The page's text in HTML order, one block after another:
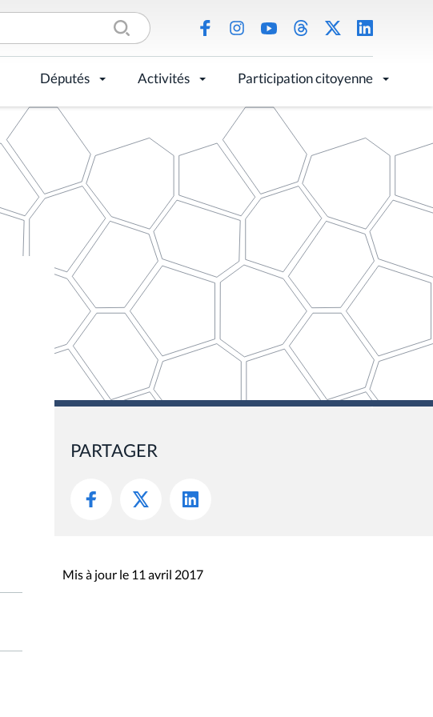
Députés Activités Participation citoyenne
PARTAGER
Mis à jour le 11 avril 2017